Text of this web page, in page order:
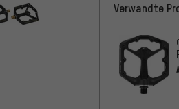
Verwandte